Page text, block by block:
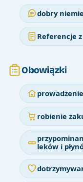
dobry
Referencje
Obowiązki
robienie
leków i